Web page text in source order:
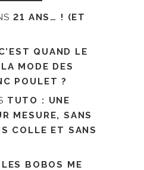
21 ANS… ! (ET
QUAND LE
MODE DES
POULET ?
TUTO : UNE
MESURE, SANS
COLLE ET SANS
LES BOBOS ME